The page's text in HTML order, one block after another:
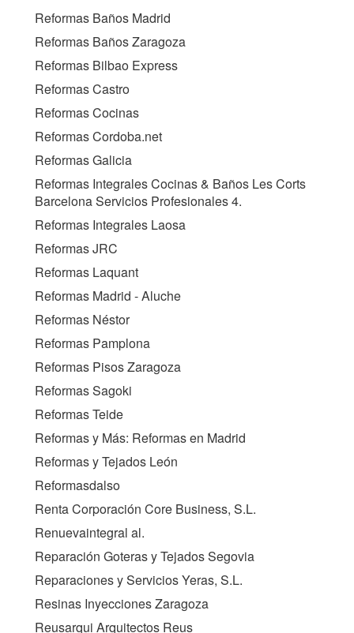
Reformas Baños Madrid
Reformas Baños Zaragoza
Reformas Bilbao Express
Reformas Castro
Reformas Cocinas
Reformas Cordoba.net
Reformas Galicia
Reformas Integrales Cocinas & Baños Les Corts
Barcelona Servicios Profesionales 4.
Reformas Integrales Laosa
Reformas JRC
Reformas Laquant
Reformas Madrid - Aluche
Reformas Néstor
Reformas Pamplona
Reformas Pisos Zaragoza
Reformas Sagoki
Reformas Teide
Reformas y Más: Reformas en Madrid
Reformas y Tejados León
Reformasdalso
Renta Corporación Core Business, S.L.
Renuevaintegral al.
Reparación Goteras y Tejados Segovia
Reparaciones y Servicios Yeras, S.L.
Resinas Inyecciones Zaragoza
Reusarqui Arquitectos Reus